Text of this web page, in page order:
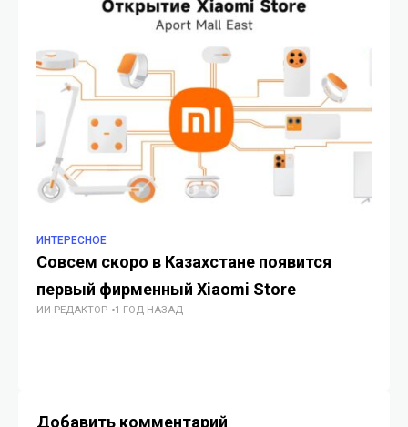
ИНТЕРЕСНОЕ
Совсем скоро в Казахстане появится
первый фирменный Xiaomi Store
ИИ РЕДАКТОР 1 ГОД НАЗАД
Добавить комментарий